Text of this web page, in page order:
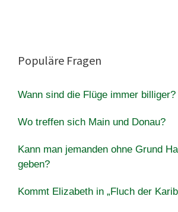
Populäre Fragen
Wann sind die Flüge immer billiger?
Wo treffen sich Main und Donau?
Kann man jemanden ohne Grund
geben?
Kommt Elizabeth in „Fluch der